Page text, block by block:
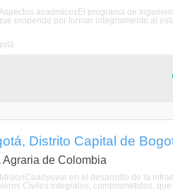
acadmicosEl programa de
propende por formar integralmente al
Distrito Capital de
de Colombia
en el desarrollo de la
Civiles integrales, comprometidos,